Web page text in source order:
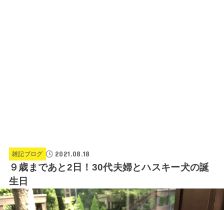
雑記ブログ 2021.08.18
９歳まであと2日！30代夫婦とハスキー犬の誕
生日